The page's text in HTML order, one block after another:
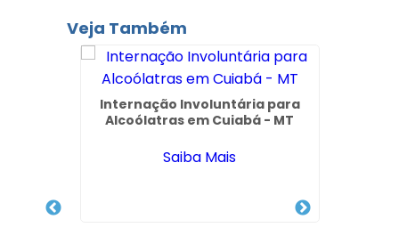
Veja Também
Internação Involuntária para
Alcoólatras em Cuiabá - MT
Saiba Mais